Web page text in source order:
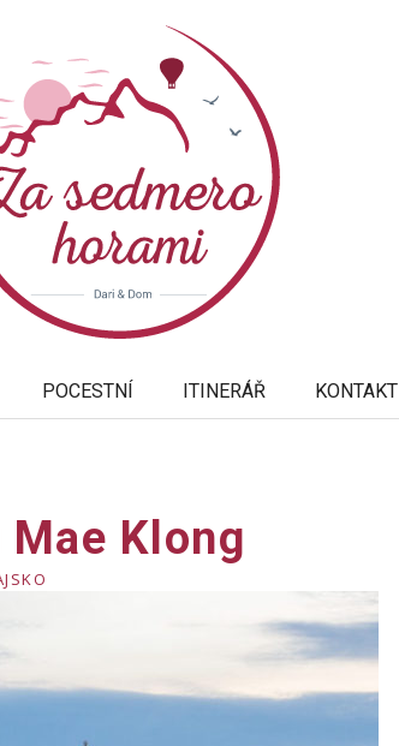
POCESTNÍ ITINERÁŘ KONTAKT
Klong